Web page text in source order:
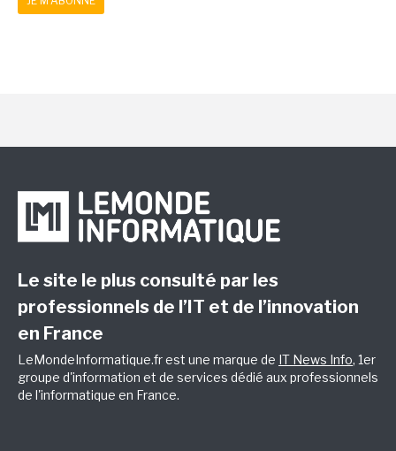
Le site le plus consulté par les
professionnels de l’IT et de l’innovation
en France
LeMondeInformatique.fr est une marque de IT News Info, 1er
groupe d'information et de services dédié aux professionnels
de l'informatique en France.